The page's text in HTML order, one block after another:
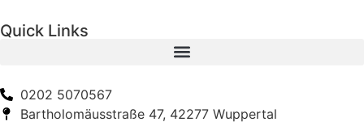
Quick Links
0202 5070567
Bartholomäusstraße 47, 42277 Wuppertal